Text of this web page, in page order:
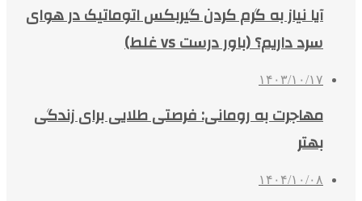
آیا نیاز به گرم کردن گیربکس اتوماتیک در هوای
سرد داریم؟ (باور درست vs غلط)
۱۴۰۳/۱۰/۱۷
مهاجرت به رومانی: فرصتی طلایی برای زندگی
بهتر
۱۴۰۴/۱۰/۰۸